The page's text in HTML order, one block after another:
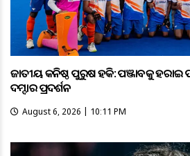
ଜାତୀୟ କନିଷ୍ଠ ପୁରୁଷ ହକି: ପଞ୍ଜାବକୁ ହରାଇ
ଦମ୍ଦାର ପ୍ରଦର୍ଶନ
August 6, 2026 | 10:11 PM